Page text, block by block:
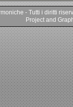
- Tutti i diritti
Project and